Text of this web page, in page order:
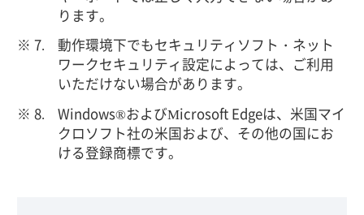
ります。
動作環境下でもセキュリティソフト・ネット
ワークセキュリティ設定によっては、ご利用
いただけない場合があります。
Windows®およびMicrosoft Edgeは、米国マイ
クロソフト社の米国および、その他の国にお
ける登録商標です。